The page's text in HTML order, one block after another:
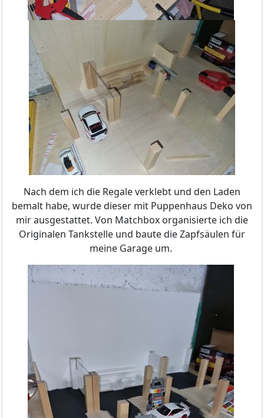
Nach dem ich die Regale verklebt und den Laden
bemalt habe, wurde dieser mit Puppenhaus Deko von
mir ausgestattet. Von Matchbox organisierte ich die
Originalen Tankstelle und baute die Zapfsäulen für
meine Garage um.